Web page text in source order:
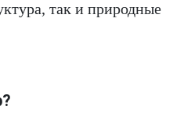
так и природные